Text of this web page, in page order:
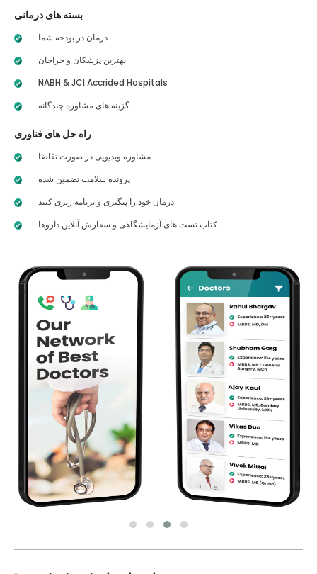
بسته های درمانی
درمان در بودجه شما
بهترین پزشکان و جراحان
NABH & JCI Accrided Hospitals
گزینه های مشاوره چندگانه
راه حل های فناوری
مشاوره ویدیویی در صورت تقاضا
پرونده سلامت تضمین شده
درمان خود را پیگیری و برنامه ریزی کنید
کتاب تست های آزمایشگاهی و سفارش آنلاین داروها